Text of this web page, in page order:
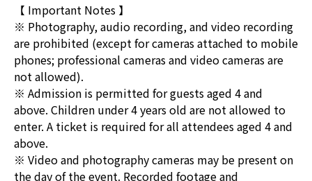
【 Important Notes 】
※ Photography, audio recording, and video recording
are prohibited (except for cameras attached to mobile
phones; professional cameras and video cameras are
not allowed).
※ Admission is permitted for guests aged 4 and
above. Children under 4 years old are not allowed to
enter. A ticket is required for all attendees aged 4 and
above.
※ Video and photography cameras may be present on
the day of the event. Recorded footage and